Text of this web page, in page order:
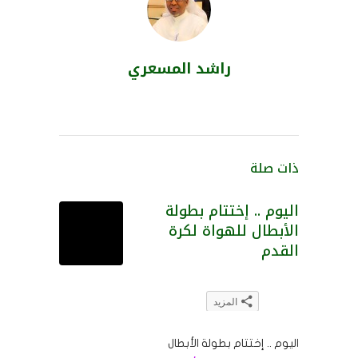
راشد المسعري
ذات صلة
اليوم .. إختتام بطولة
الأبطال للهواة لكرة
القدم
للمشاركة
للمشاركة
للمشاركة
للمشاركة
لتشارك
المزيد
اليوم .. إختتام بطولة الأبطال